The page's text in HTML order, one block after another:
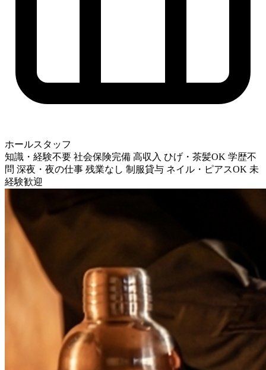
ホールスタッフ
知識・経験不要 社会保険完備 高収入 ひげ・茶髪OK 学歴不
問 深夜・夜の仕事 残業なし 制服貸与 ネイル・ピアスOK 未
経験歓迎